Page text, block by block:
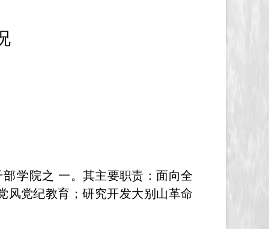
学院之 一。其主要职责：面向全
风党纪教育；研究开发大别山革命